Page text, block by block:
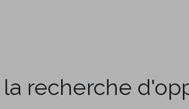
la recherche